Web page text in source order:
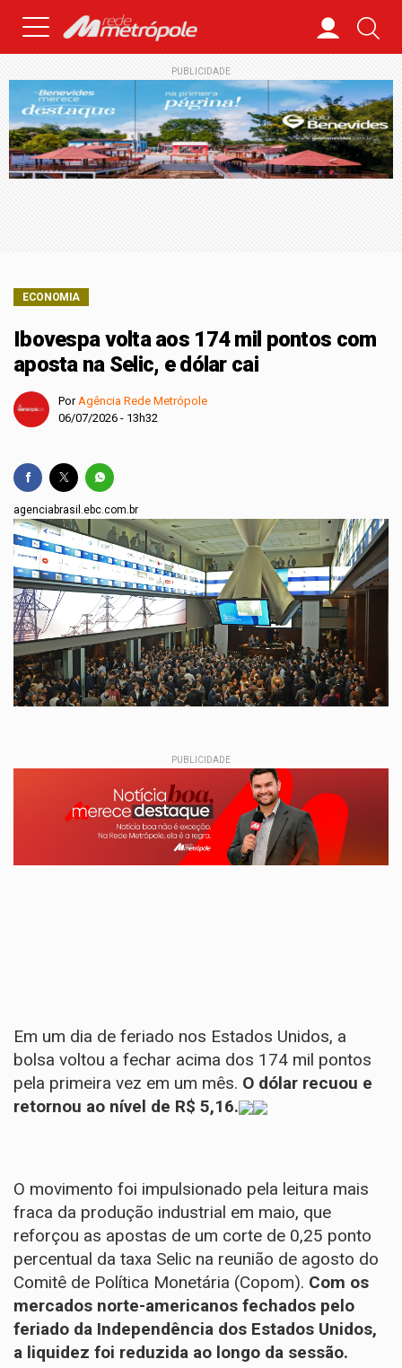
PUBLICIDADE
ECONOMIA
Ibovespa volta aos 174 mil pontos com
aposta na Selic, e dólar cai
PorAgência Rede Metrópole
06/07/2026 - 13h32
agenciabrasil.ebc.com.br
PUBLICIDADE
Em um dia de feriado nos Estados Unidos, a
bolsa voltou a fechar acima dos 174 mil pontos
pela primeira vez em um mês. O dólar recuou e
retornou ao nível de R$ 5,16.
O movimento foi impulsionado pela leitura mais
fraca da produção industrial em maio, que
reforçou as apostas de um corte de 0,25 ponto
percentual da taxa Selic na reunião de agosto do
Comitê de Política Monetária (Copom). Com os
mercados norte-americanos fechados pelo
feriado da Independência dos Estados Unidos,
a liquidez foi reduzida ao longo da sessão.